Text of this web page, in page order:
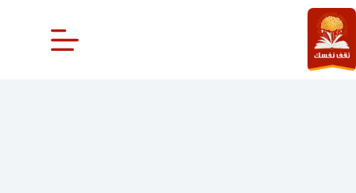
التجاوز
إلى
المحتوى